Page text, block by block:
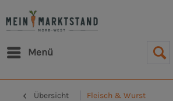
Menü
Übersicht Fleisch & Wurst